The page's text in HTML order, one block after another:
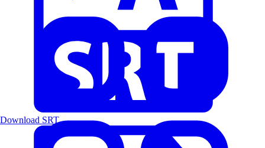
Download SRT